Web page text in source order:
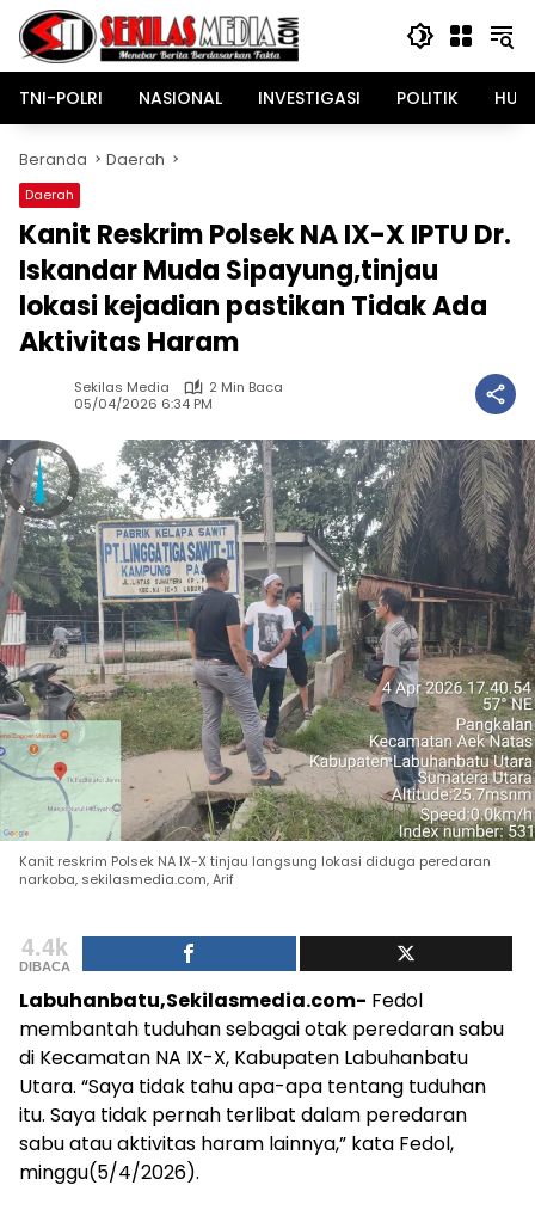
Langsung
konten
TNI-POLRI
NASIONAL INVESTIGASI POLITIK
Beranda Daerah
Daerah
Kanit Reskrim Polsek NA IX-X IPTU Dr.
Iskandar Muda Sipayung,tinjau
lokasi kejadian pastikan Tidak Ada
Aktivitas Haram
Sekilas Media
2 Min Baca
05/04/2026 6:34 PM
Kanit reskrim Polsek NA IX-X tinjau langsung lokasi diduga peredaran
narkoba, sekilasmedia.com, Arif
4.4k
DIBACA
Labuhanbatu,Sekilasmedia.com- Fedol
membantah tuduhan sebagai otak peredaran sabu
di Kecamatan NA IX-X, Kabupaten Labuhanbatu
Utara. “Saya tidak tahu apa-apa tentang tuduhan
itu. Saya tidak pernah terlibat dalam peredaran
sabu atau aktivitas haram lainnya,” kata Fedol,
minggu(5/4/2026).